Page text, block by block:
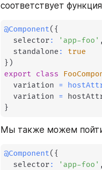
соответствует
@Component( {
  selector
: 'app-foo' ,
  standalone
:
true
} )
export class
  variation
=
  variation
=
}
Мы также можем
@Component( {
  selector
: 'app-foo' ,